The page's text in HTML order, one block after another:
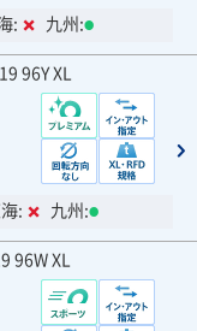
: 九州:
96Y XL
: 九州:
96W XL